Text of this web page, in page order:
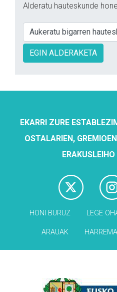
Alderatu hauteskunde
EGIN ALDERAKETA
EKARRI ZURE
OSTALARIEN,
HONI BURUZ LEGE
ARAUAK